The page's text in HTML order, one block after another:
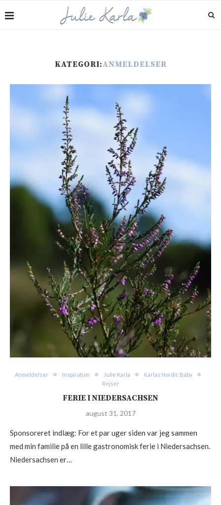
KATEGORI:ANMELDELSER
Anmeldelser Inspiration Julie Karla
Karlas Nordic Baby
Rejser
FERIE I NIEDERSACHSEN
august 31, 2017
Sponsoreret indlæg: For et par uger siden var jeg sammen
med min familie på en lille gastronomisk ferie i Niedersachsen.
Niedersachsen er…